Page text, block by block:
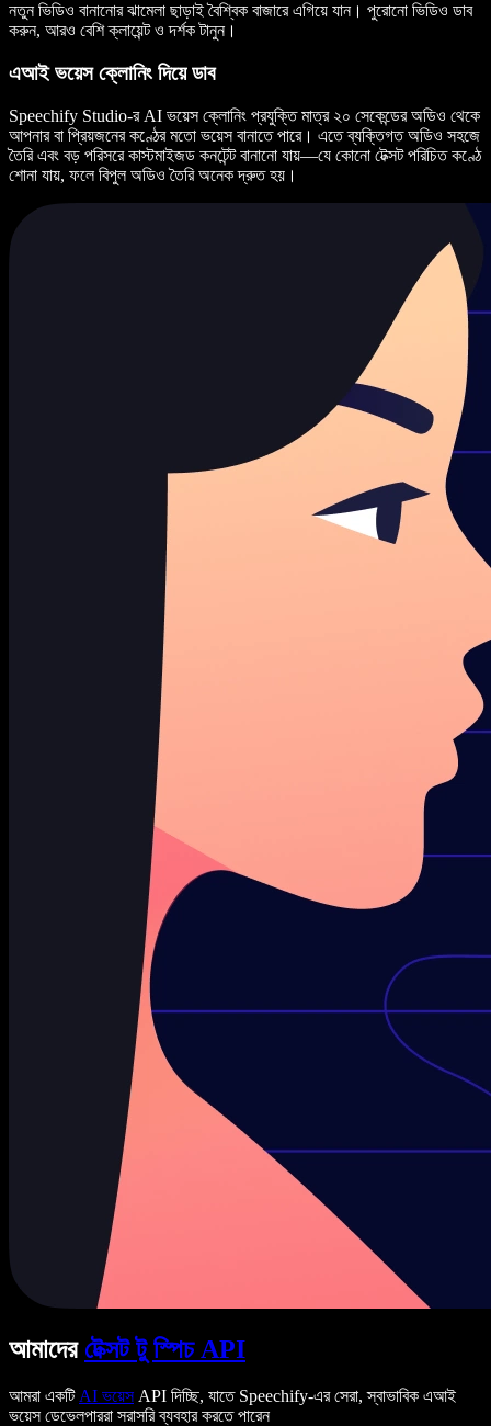
নতুন ভিডিও বানানোর ঝামেলা ছাড়াই বৈশ্বিক বাজারে এগিয়ে যান। পুরোনো ভিডিও ডাব
করুন, আরও বেশি ক্লায়েন্ট ও দর্শক টানুন।
এআই ভয়েস ক্লোনিং দিয়ে ডাব
Speechify Studio-র AI ভয়েস ক্লোনিং প্রযুক্তি মাত্র ২০ সেকেন্ডের অডিও থেকে
আপনার বা প্রিয়জনের কণ্ঠের মতো ভয়েস বানাতে পারে। এতে ব্যক্তিগত অডিও সহজে
তৈরি এবং বড় পরিসরে কাস্টমাইজড কনটেন্ট বানানো যায়—যে কোনো টেক্সট পরিচিত কণ্ঠে
শোনা যায়, ফলে বিপুল অডিও তৈরি অনেক দ্রুত হয়।
আমাদের টেক্সট টু স্পিচ API
আমরা একটি AI ভয়েসAPI দিচ্ছি, যাতে Speechify-এর সেরা, স্বাভাবিক এআই
ভয়েস ডেভেলপাররা সরাসরি ব্যবহার করতে পারেন